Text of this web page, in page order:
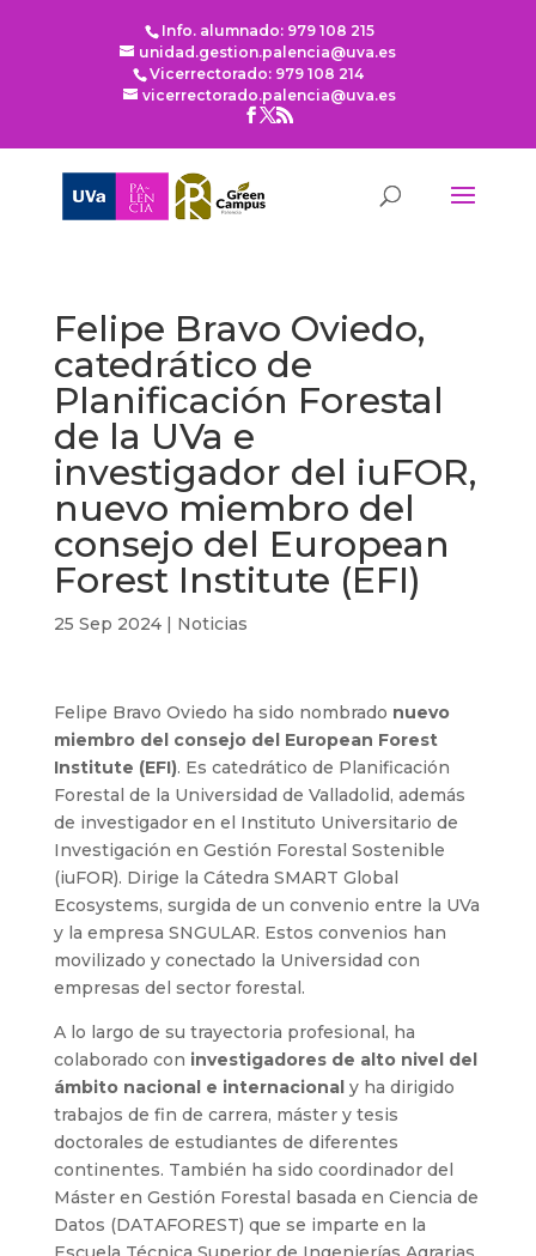
Info. alumnado: 979 108 215
unidad.gestion.palencia@uva.es
Vicerrectorado: 979 108 214
vicerrectorado.palencia@uva.es
Felipe Bravo Oviedo,
catedrático de
Planificación Forestal
de la UVa e
investigador del iuFOR,
nuevo miembro del
consejo del European
Forest Institute (EFI)
25 Sep 2024| Noticias
Felipe Bravo Oviedo ha sido nombrado nuevo
miembro del consejo del European Forest
Institute (EFI). Es catedrático de Planificación
Forestal de la Universidad de Valladolid, además
de investigador en el Instituto Universitario de
Investigación en Gestión Forestal Sostenible
(iuFOR). Dirige la Cátedra SMART Global
Ecosystems, surgida de un convenio entre la UVa
y la empresa SNGULAR. Estos convenios han
movilizado y conectado la Universidad con
empresas del sector forestal.
A lo largo de su trayectoria profesional, ha
colaborado con investigadores de alto nivel del
ámbito nacional e internacionaly ha dirigido
trabajos de fin de carrera, máster y tesis
doctorales de estudiantes de diferentes
continentes. También ha sido coordinador del
Máster en Gestión Forestal basada en Ciencia de
Datos (DATAFOREST) que se imparte en la